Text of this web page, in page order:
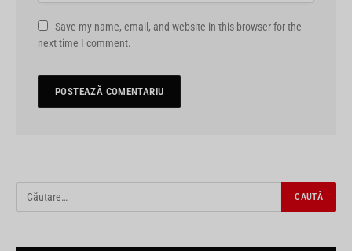
Save my name, email, and website in this browser for the
next time I comment.